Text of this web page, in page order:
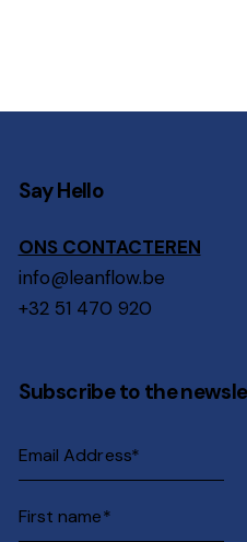
Say Hello
ONS CONTACTEREN
info@leanflow.be
+32 51 470 920
Subscribe to the